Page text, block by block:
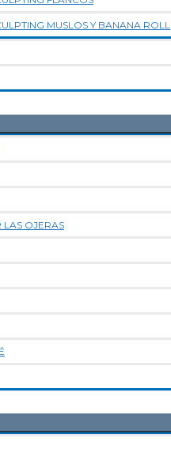
MUSLOS Y BANANA ROLL
LAS OJERAS